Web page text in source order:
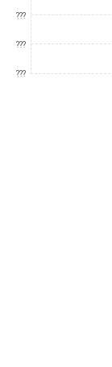
???
???
???